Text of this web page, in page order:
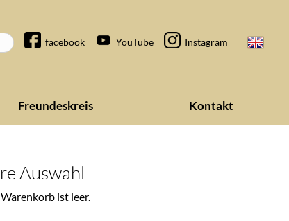
Navigation
facebook YouTube Instagram
Freundeskreis Kontakt
Auswahl
ist leer.